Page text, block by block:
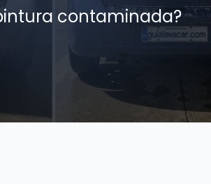
contaminada?